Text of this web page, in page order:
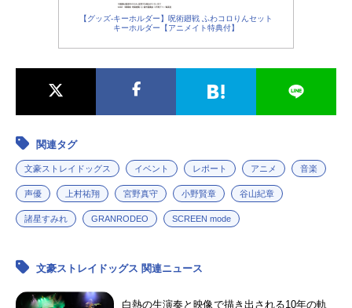
【グッズ-キーホルダー】呪術廻戦 ふわコロりんセット
キーホルダー【アニメイト特典付】
関連タグ
文豪ストレイドッグス イベント レポート アニメ 音楽
声優 上村祐翔 宮野真守 小野賢章 谷山紀章
諸星すみれ GRANRODEO SCREEN mode
文豪ストレイドッグス 関連ニュース
白熱の生演奏と映像で描き出される10年の軌